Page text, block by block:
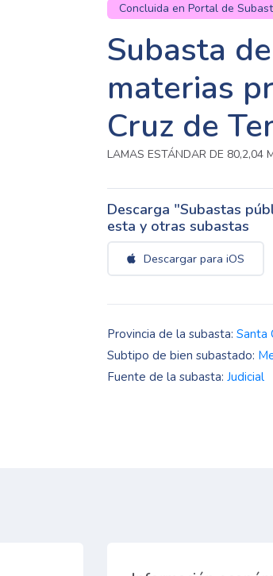
Concluida en Portal de
Subasta
materias
Cruz de
LAMAS ESTÁNDAR DE 80,2,04
Descarga "Subastas
esta y otras subastas
Descargar para iOS
Provincia de la subasta: Santa
Subtipo de bien subastado:
Fuente de la subasta: Judicial